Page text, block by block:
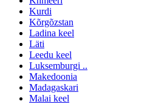
Kurdi
Kõrgõzstan
Ladina keel
Läti
Leedu keel
Luksemburgi ..
Makedoonia
Madagaskari
Malai keel